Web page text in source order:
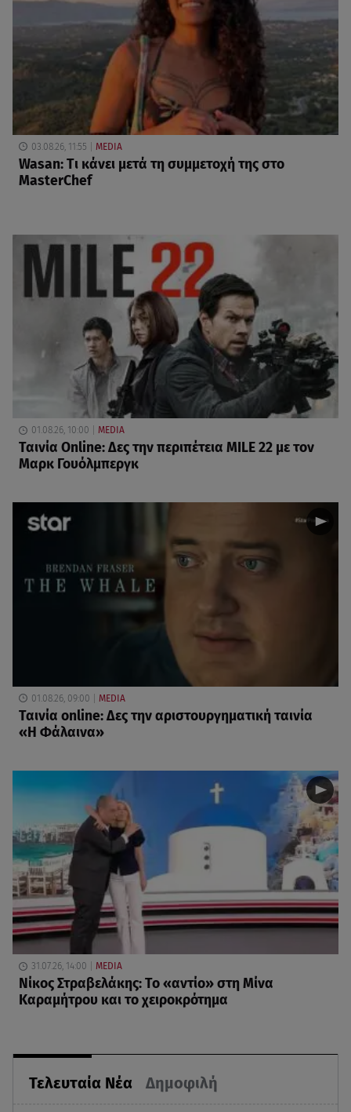
Τελευταία Νέα Δημοφιλή
03.08.26, 11:55 MEDIA
Wasan: Tι κάνει μετά τη συμμετοχή της στο
MasterChef
01.08.26, 10:00 MEDIA
Ταινία Online: Δες την περιπέτεια MILE 22 με τον
Μαρκ Γουόλμπεργκ
01.08.26, 09:00 MEDIA
Ταινία online: Δες την αριστουργηματική ταινία
«Η Φάλαινα»
31.07.26, 14:00 MEDIA
Νίκος Στραβελάκης: Το «αντίο» στη Μίνα
Καραμήτρου και το χειροκρότημα